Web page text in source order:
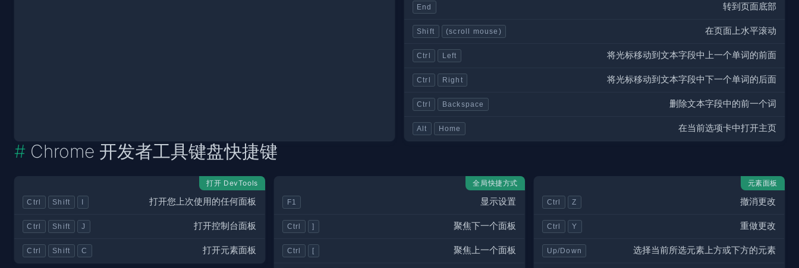
End 转到页面底部
Shift (scroll mouse) 在页面上水平滚动
Ctrl Left 将光标移动到文本字段中上一个单词的前面
Ctrl Right 将光标移动到文本字段中下一个单词的后面
Ctrl Backspace 删除文本字段中的前一个词
Alt Home 在当前选项卡中打开主页
Chrome 开发者工具键盘快捷键
打开 DevTools
Ctrl Shift I 打开您上次使用的任何面板
Ctrl Shift J 打开控制台面板
Ctrl Shift C 打开元素面板
全局快捷方式
F1 显示设置
Ctrl ] 聚焦下一个面板
Ctrl [ 聚焦上一个面板
元素面板
Ctrl Z 撤消更改
Ctrl Y 重做更改
Up/Down 选择当前所选元素上方或下方的元素